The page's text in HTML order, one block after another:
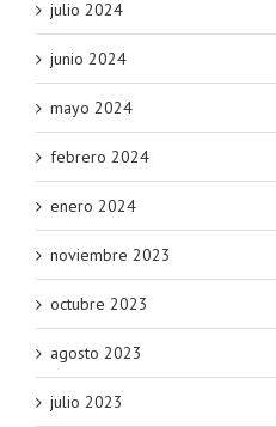
julio 2024
junio 2024
mayo 2024
febrero 2024
enero 2024
noviembre 2023
octubre 2023
agosto 2023
julio 2023